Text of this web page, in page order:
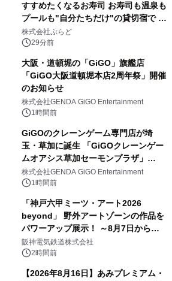
すすめたくなるお寿司 お寿司も温泉も
プールも"自分たちだけ"の貸切宿で 1
日1組限定「岩屋温泉 絵島別庭 海と
森」の握り寿司プラン
株式会社ぷらど
29分前
大阪・道頓堀の「GiGO」旗艦店
「GiGO大阪道頓堀本店2周年祭」開催
のお知らせ
株式会社GENDA GiGO Entertainment
1時間前
GiGOのクレーンゲーム専門店が埼
玉・草加に誕生 「GiGOクレーンゲー
ムオアシス草加セーモンプラザ」
2026年8月7日(金)10時グランドオープ
ン
株式会社GENDA GiGO Entertainment
1時間前
「神戸六甲ミーツ・アート2026
beyond」 野外アートゾーンの作品を
パワーアップ展示！ ～8月7日からは
直前割パスポートを販売～
阪神電気鉄道株式会社
2時間前
【2026年8月16日】あみプレミアム・